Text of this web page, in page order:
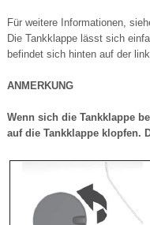
Für weitere Informationen,
Die Tankklappe lässt sich
befindet sich hinten auf der
ANMERKUNG
Wenn sich die Tankklappe
auf die Tankklappe klopfen.